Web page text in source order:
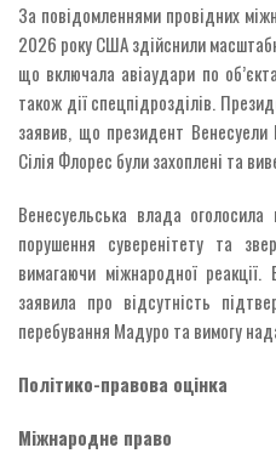
За повідомленнями провідних
2026 року США здійснили
що включала авіаудари по
також дії спецпідрозділів.
заявив, що президент
Сілія Флорес були захоплені та
Венесуельська влада
порушення суверенітету та
вимагаючи міжнародної
заявила про відсутність
перебування Мадуро та вимогу
Політико-правова оцінка
Міжнародне право